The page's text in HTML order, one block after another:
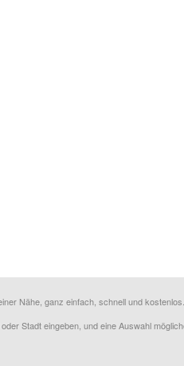
Nähe, ganz einfach, schnell und
Stadt eingeben, und eine Auswahl